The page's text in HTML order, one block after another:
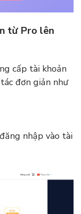
từ Pro lên
cấp tài khoản
đơn giản như
nhập vào tài